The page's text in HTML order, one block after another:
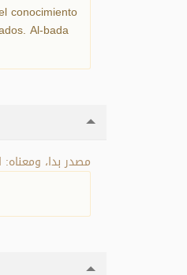
conocimiento
Al-bada
مصدر بدا، ومعناه: